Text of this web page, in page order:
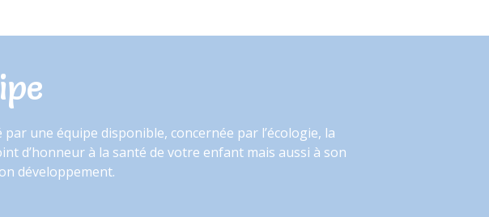
une équipe disponible, concernée par l’écologie, la
d’honneur à la santé de votre enfant mais aussi à son
développement.